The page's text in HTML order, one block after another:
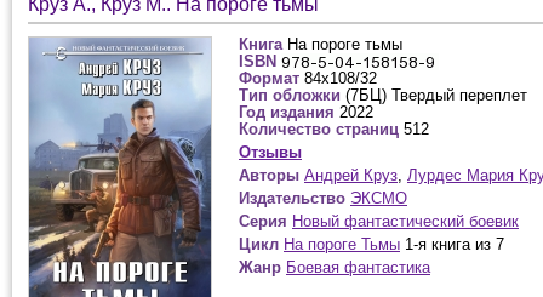
Круз А., Круз М.. На пороге тьмы
Книга На пороге тьмы
ISBN
Формат 84x108/32
Тип обложки (7БЦ) Твердый переплет
Год издания 2022
Количество страниц 512
Отзывы
Авторы Андрей Круз, Лурдес Мария
Издательство ЭКСМО
Серия Новый фантастический боевик
Цикл На пороге Тьмы 1-я книга из 7
Жанр Боевая фантастика